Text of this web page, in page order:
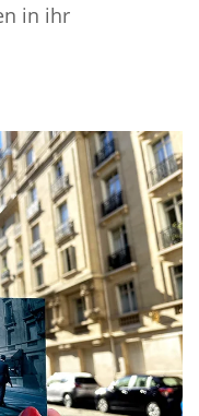
in ihr